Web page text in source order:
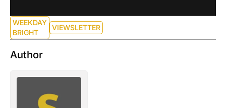
WEEKDAY
BRIGHT
VIEWSLETTER
Author